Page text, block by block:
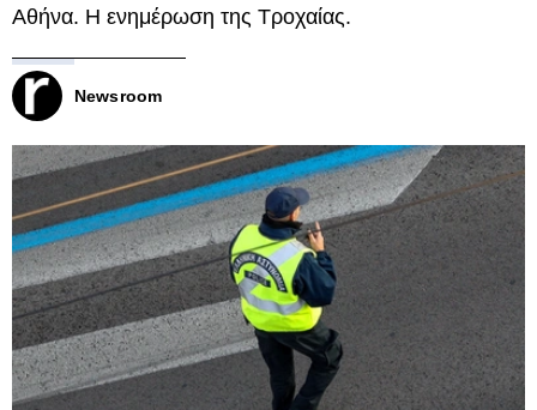
Αθήνα. Η ενημέρωση της Τροχαίας.
Newsroom